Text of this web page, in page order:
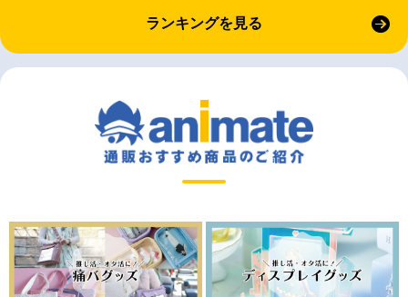
ランキングを見る